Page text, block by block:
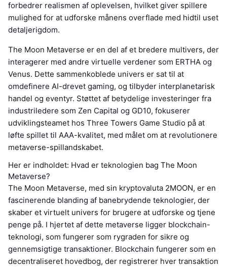
forbedrer realismen af oplevelsen, hvilket giver spillere
mulighed for at udforske månens overflade med hidtil uset
detaljerigdom.
The Moon Metaverse er en del af et bredere multivers, der
interagerer med andre virtuelle verdener som ERTHA og
Venus. Dette sammenkoblede univers er sat til at
omdefinere AI-drevet gaming, og tilbyder interplanetarisk
handel og eventyr. Støttet af betydelige investeringer fra
industriledere som Zen Capital og GD10, fokuserer
udviklingsteamet hos Three Towers Game Studio på at
løfte spillet til AAA-kvalitet, med målet om at revolutionere
metaverse-spillandskabet.
Her er indholdet: Hvad er teknologien bag The Moon
Metaverse?
The Moon Metaverse, med sin kryptovaluta 2MOON, er en
fascinerende blanding af banebrydende teknologier, der
skaber et virtuelt univers for brugere at udforske og tjene
penge på. I hjertet af dette metaverse ligger blockchain-
teknologi, som fungerer som rygraden for sikre og
gennemsigtige transaktioner. Blockchain fungerer som en
decentraliseret hovedbog, der registrerer hver transaktion